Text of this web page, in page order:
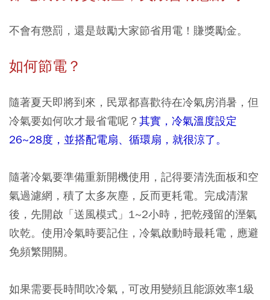
不會有懲罰，還是鼓勵大家節省用電！賺獎勵金。
如何節電？
隨著夏天即將到來，民眾都喜歡待在冷氣房消暑，但
冷氣要如何吹才最省電呢？ 其實，冷氣溫度設定
26~28度，並搭配電扇、循環扇，就很涼了。
隨著冷氣要準備重新開機使用，記得要清洗面板和空
氣過濾網，積了太多灰塵，反而更耗電。完成清潔
後，先開啟「送風模式」1~2小時，把乾殘留的溼氣
吹乾。使用冷氣時要記住，冷氣啟動時最耗電，應避
免頻繁開關。
如果需要長時間吹冷氣，可改用變頻且能源效率1級